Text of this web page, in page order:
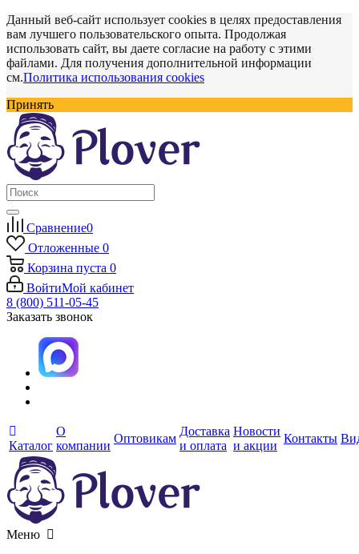
Данный веб-сайт использует cookies в целях предоставления
вам лучшего пользовательского опыта. Продолжая
использовать сайт, вы даете согласие на работу с этими
файлами. Для получения дополнительной информации
см.Политика использования cookies
Принять
Сравнение0
Отложенные 0
Корзина пуста 0
ВойтиМой кабинет
8 (800) 511-05-45
Заказать звонок
Каталог
О
компании
Оптовикам
Доставка
и оплата
Новости
и акции
Контакты
Меню